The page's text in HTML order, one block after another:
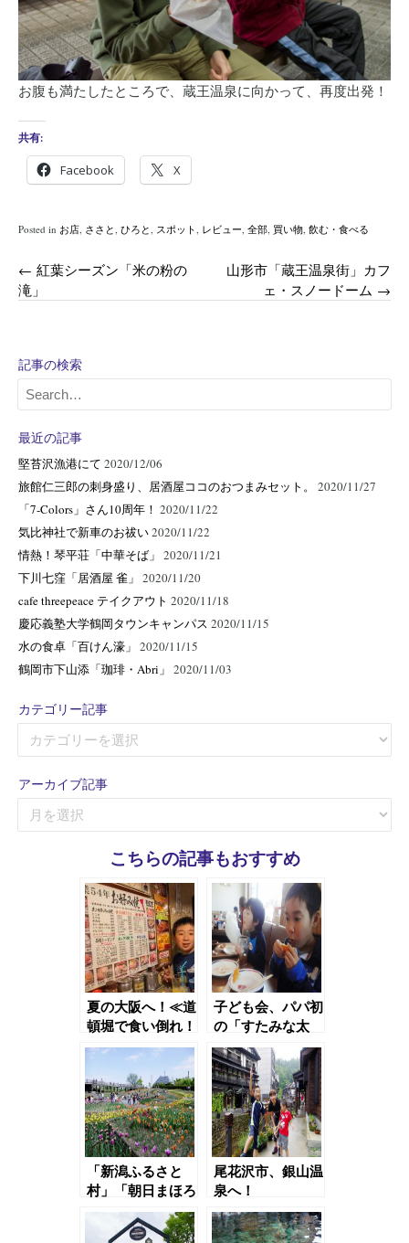
お腹も満たしたところで、蔵王温泉に向かって、再度出発！
共有:
Facebook X
Posted in お店, ささと, ひろと, スポット, レビュー, 全部, 買い物, 飲む・食べる
Post
navigation
← 紅葉シーズン「米の粉の
滝」
山形市「蔵王温泉街」カフ
ェ・スノードーム →
記事の検索
最近の記事
堅苔沢漁港にて 2020/12/06
旅館仁三郎の刺身盛り、居酒屋ココのおつまみセット。
2020/11/27
「7-Colors」さん10周年！ 2020/11/22
気比神社で新車のお祓い2020/11/22
情熱！琴平荘「中華そば」 2020/11/21
下川七窪「居酒屋 雀」 2020/11/20
cafe threepeace テイクアウト 2020/11/18
慶応義塾大学鶴岡タウンキャンパス 2020/11/15
水の食卓「百けん濠」 2020/11/15
鶴岡市下山添「珈琲・Abri」 2020/11/03
カテゴリー記事
テ
リ
記
アーカイブ記事
ー
こちらの記事もおすすめ
夏の大阪へ！≪道
頓堀で食い倒れ！
≫
子ども会、パパ初
の「すたみな太
郎」訪問！
「新潟ふるさと
村」「朝日まほろ
ば温泉」にて
尾花沢市、銀山温
泉へ！